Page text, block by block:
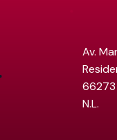
Av.
66273
N.L.